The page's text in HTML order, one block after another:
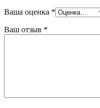
Ваша оценка *
Ваш отзыв *